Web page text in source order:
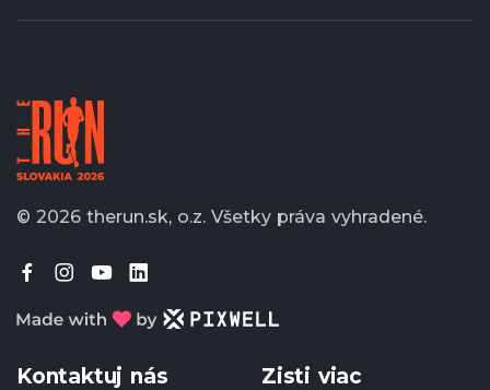
© 2026 therun.sk, o.z. Všetky práva vyhradené.
Kontaktuj nás Zisti viac